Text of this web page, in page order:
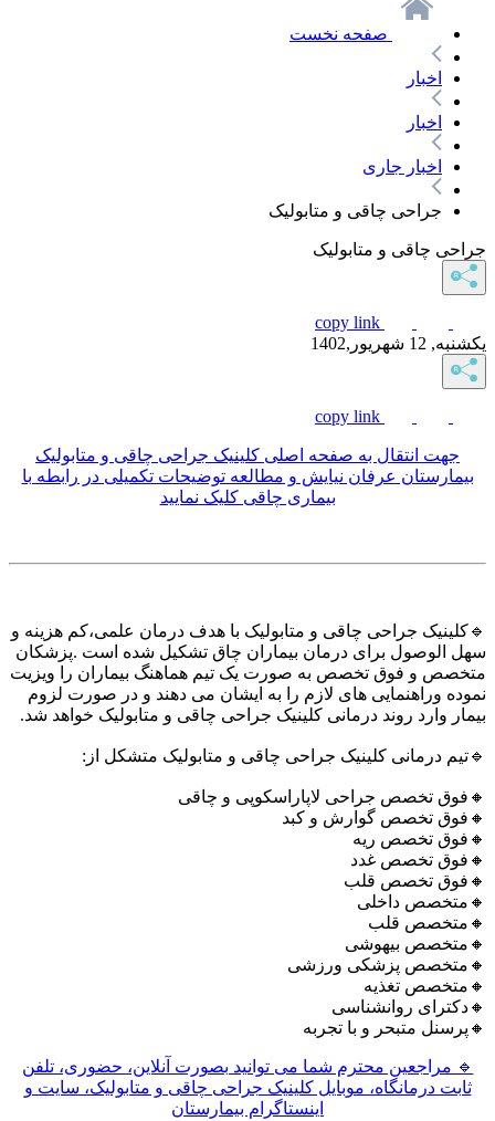
صفحه نخست
اخبار
اخبار
اخبار جاری
جراحی چاقی و متابولیک
جراحی چاقی و متابولیک
یکشنبه, 12 شهریور,1402
جهت انتقال به صفحه اصلی کلینیک جراحی چاقی و متابولیک
بیمارستان عرفان نیایش و مطالعه توضیحات تکمیلی در رابطه با
بیماری چاقی کلیک نمایید
🔹کلینیک جراحی چاقی و متابولیک با هدف درمان علمی،کم هزینه و
سهل الوصول برای درمان بیماران چاق تشکیل شده است .پزشکان
متخصص و فوق تخصص به صورت یک تیم هماهنگ بیماران را ویزیت
نموده وراهنمایی های لازم را به ایشان می دهند و در صورت لزوم
بیمار وارد روند درمانی کلینیک جراحی چاقی و متابولیک خواهد شد.
🔹تیم درمانی کلینیک جراحی چاقی و متابولیک متشکل از:
🔸فوق تخصص جراحی لاپاراسکوپی و چاقی
🔸فوق تخصص گوارش و کبد
🔸فوق تخصص ریه
🔸فوق تخصص غدد
🔸فوق تخصص قلب
🔸متخصص داخلی
🔸متخصص قلب
🔸متخصص بیهوشی
🔸متخصص پزشکی ورزشی
🔸متخصص تغذیه
🔸دکترای روانشناسی
🔸پرسنل متبحر و با تجربه
🔹 مراجعین محترم شما می توانید بصورت آنلاین، حضوری، تلفن
ثابت درمانگاه، موبایل کلینیک جراحی چاقی و متابولیک، سایت و
اینستاگرام بیمارستان